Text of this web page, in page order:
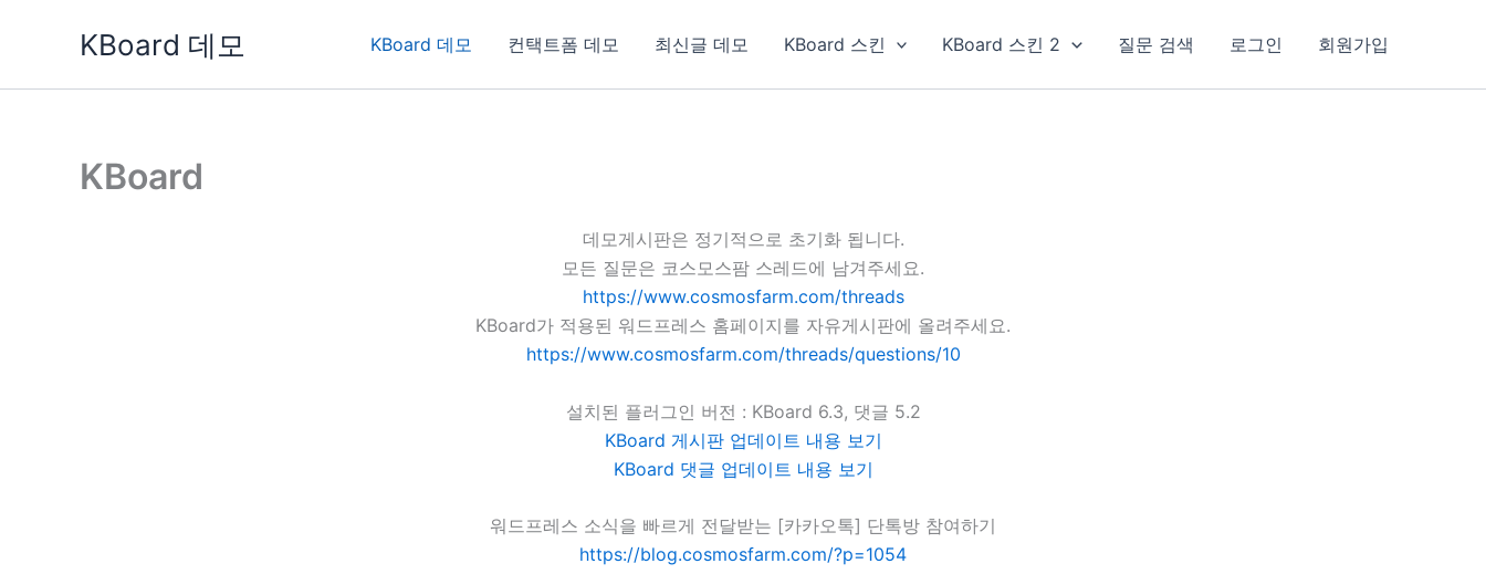
KBoard 데모 KBoard 데모 컨택트폼 데모 최신글 데모 KBoard 스킨 KBoard 스킨 2 질문 검색 로그인 회원가입
KBoard
데모게시판은 정기적으로 초기화 됩니다.
모든 질문은 코스모스팜 스레드에 남겨주세요.
https://www.cosmosfarm.com/threads
KBoard가 적용된 워드프레스 홈페이지를 자유게시판에 올려주세요.
https://www.cosmosfarm.com/threads/questions/10
설치된 플러그인 버전 : KBoard 6.3, 댓글 5.2
KBoard 게시판 업데이트 내용 보기
KBoard 댓글 업데이트 내용 보기
워드프레스 소식을 빠르게 전달받는 [카카오톡] 단톡방 참여하기
https://blog.cosmosfarm.com/?p=1054